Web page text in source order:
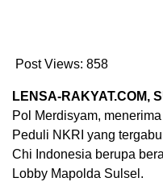
Post Views: 858
LENSA-RAKYAT.COM,
Pol Merdisyam,
Peduli NKRI yang
Chi Indonesia berupa
Lobby Mapolda Sulsel.